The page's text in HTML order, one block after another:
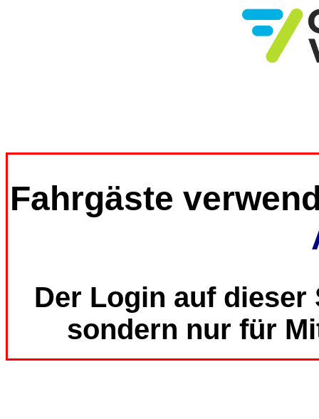
Fahrgäste
Der Login auf
sondern nur für